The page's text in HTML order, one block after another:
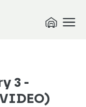
3 -